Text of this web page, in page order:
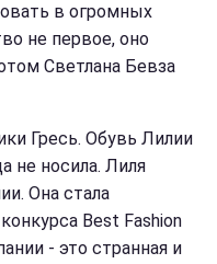
в огромных
не первое, оно
Светлана Бевза
Гресь. Обувь Лилии
не носила. Лиля
Она стала
Best Fashion
- это странная и